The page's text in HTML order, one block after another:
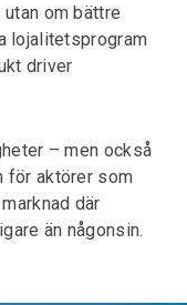
om bättre
lojalitetsprogram
driver
– men också
för aktörer som
där
än någonsin.